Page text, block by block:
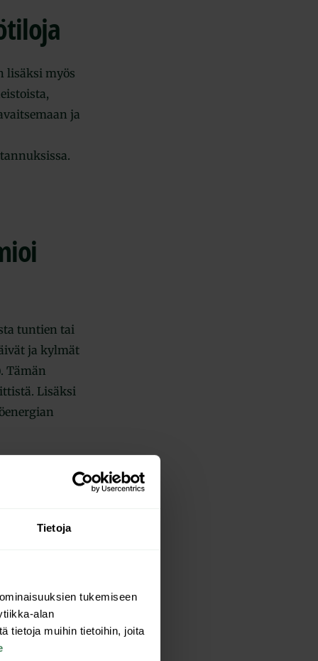
Tietoja
tukemiseen
alan
tietoja muihin tietoihin, joita
lisäksi myös
ja
tuntien tai
ja kylmät
Tämän
Lisäksi